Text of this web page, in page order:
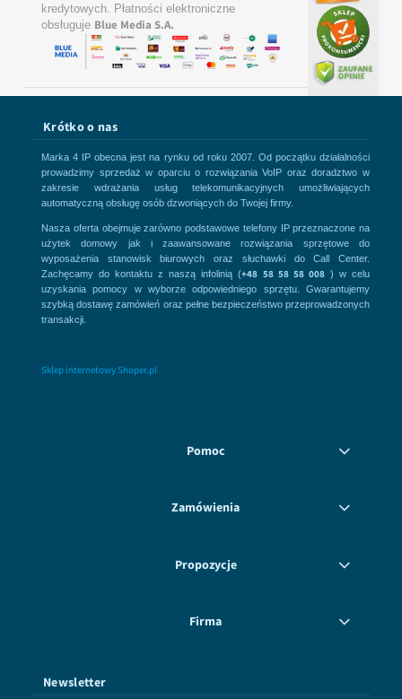
kredytowych. Płatności elektroniczne
obsługuje Blue Media S.A.
Krótko o nas
Marka 4 IP obecna jest na rynku od roku 2007. Od początku działalności
prowadzimy sprzedaż w oparciu o rozwiązania VoIP oraz doradztwo w
zakresie wdrażania usług telekomunikacyjnych umożliwiających
automatyczną obsługę osób dzwoniących do Twojej firmy.
Nasza oferta obejmuje zarówno podstawowe telefony IP przeznaczone na
użytek domowy jak i zaawansowane rozwiązania sprzętowe do
wyposażenia stanowisk biurowych oraz słuchawki do Call Center.
Zachęcamy do kontaktu z naszą infolinią (+48 58 58 58 008) w celu
uzyskania pomocy w wyborze odpowiedniego sprzętu. Gwarantujemy
szybką dostawę zamówień oraz pełne bezpieczeństwo przeprowadzonych
transakcji.
Sklep internetowy Shoper.pl
Pomoc
Zamówienia
Propozycje
Firma
Newsletter